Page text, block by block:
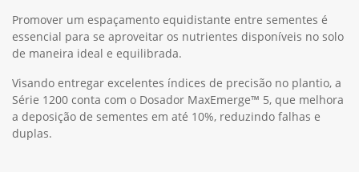
Promover um espaçamento equidistante entre sementes é
essencial para se aproveitar os nutrientes disponíveis no solo
de maneira ideal e equilibrada.
Visando entregar excelentes índices de precisão no plantio, a
Série 1200 conta com o Dosador MaxEmerge™ 5, que melhora
a deposição de sementes em até 10%, reduzindo falhas e
duplas.